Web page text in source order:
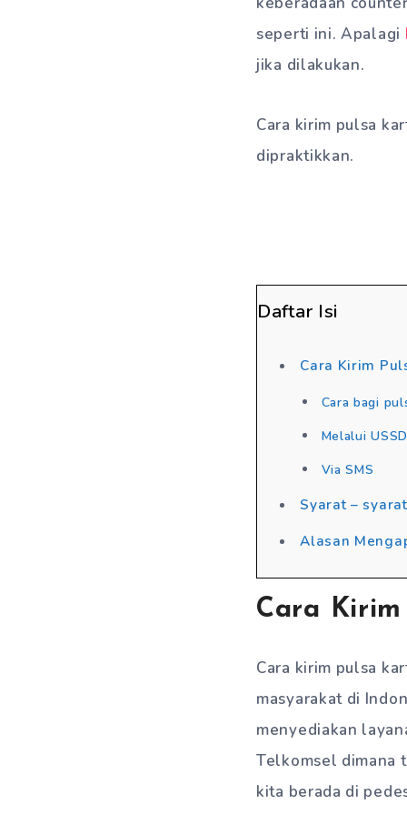
seperti ini. Apalagi
jika dilakukan.
Cara kirim pulsa
dipraktikkan.
Daftar Isi
Cara Kirim
Cara bagi
Melalui
Via SMS
Syarat –
Alasan
Cara
Cara kirim pulsa
masyarakat di
menyediakan
Telkomsel dimana
kita berada di